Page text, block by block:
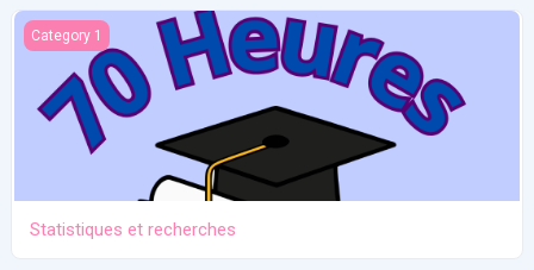
Statistiques et recherches
Category 1
Statistiques et recherches